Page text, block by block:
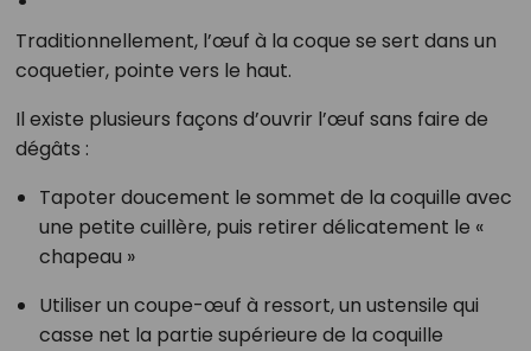
Traditionnellement, l’œuf à la coque se sert dans un
coquetier, pointe vers le haut.
Il existe plusieurs façons d’ouvrir l’œuf sans faire de
dégâts :
Tapoter doucement le sommet de la coquille avec
une petite cuillère, puis retirer délicatement le «
chapeau »
Utiliser un coupe-œuf à ressort, un ustensile qui
casse net la partie supérieure de la coquille